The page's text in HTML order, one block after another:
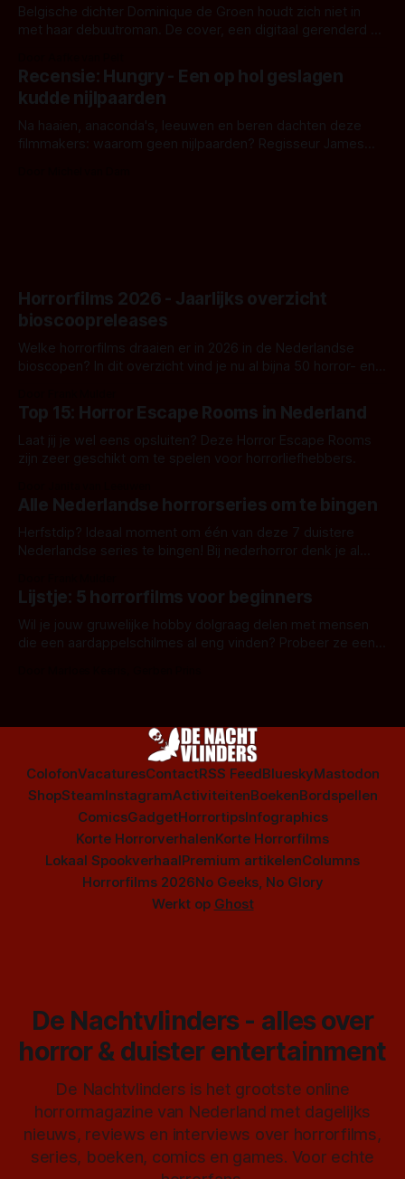
Belgische dichter Dominique de Groen houdt zich niet in
met haar debuutroman. De cover, een digitaal gerenderd en
achtergrond, belooft iets kleurrijks maar onheilspellends,
iets ongrijpbaars. En dat maakt De Groen met ieder woord
waar.
Recensie: Hungry - Een op hol geslagen
kudde nijlpaarden
Na haaien, anaconda's, leeuwen en beren dachten deze
filmmakers: waarom geen nijlpaarden? Regisseur James
Horrorfilms 2026 - Jaarlijks overzicht
bioscoopreleases
Welke horrorfilms draaien er in 2026 in de Nederlandse
bioscopen? In dit overzicht vind je nu al bijna 50 horror- en
Top 15: Horror Escape Rooms in Nederland
Laat jij je wel eens opsluiten? Deze Horror Escape Rooms
zijn zeer geschikt om te spelen voor horrorliefhebbers.
Alle Nederlandse horrorseries om te bingen
Herfstdip? Ideaal moment om één van deze 7 duistere
Nederlandse series te bingen! Bij nederhorror denk je al
Amsterdamned of The Johnsons. Maar Nederlandse horror
is niet beperkt tot films. Hier een aantal Nederlandse tv-
series uit het duistere of horrorgenre. Als
Lijstje: 5 horrorfilms voor beginners
Wil je jouw gruwelijke hobby dolgraag delen met mensen
die een aardappelschilmes al eng vinden? Probeer ze eens
ColofonVacaturesContactRSS FeedBlueskyMastodon
ShopSteamInstagramActiviteitenBoekenBordspellen
ComicsGadgetHorrortipsInfographics
Korte HorrorverhalenKorte Horrorfilms
Lokaal SpookverhaalPremium artikelenColumns
Horrorfilms 2026No Geeks, No Glory
Werkt op Ghost
De Nachtvlinders - alles over
horror & duister entertainment
De Nachtvlinders is het grootste online
horrormagazine van Nederland met dagelijks
nieuws, reviews en interviews over horrorfilms,
series, boeken, comics en games. Voor echte